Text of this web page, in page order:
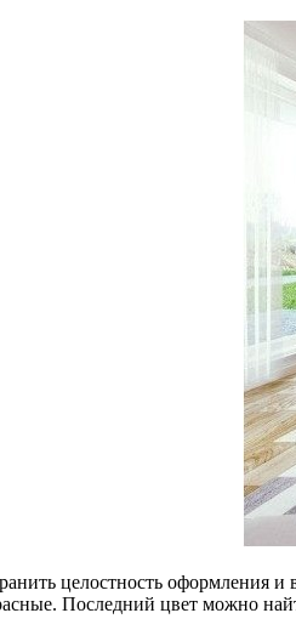
целостность оформления
Последний цвет можно